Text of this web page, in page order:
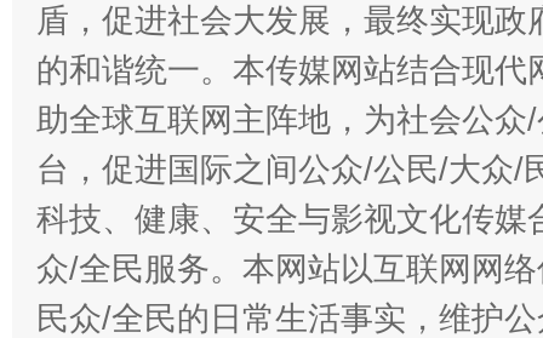
盾，促进社会大发展，最终实现
的和谐统一。本传媒网站结合现
助全球互联网主阵地，为社会公
台，促进国际之间公众/公民/大众/
科技、健康、安全与影视文化传
众/全民服务。本网站以互联网网
民众/全民的日常生活事实，维护